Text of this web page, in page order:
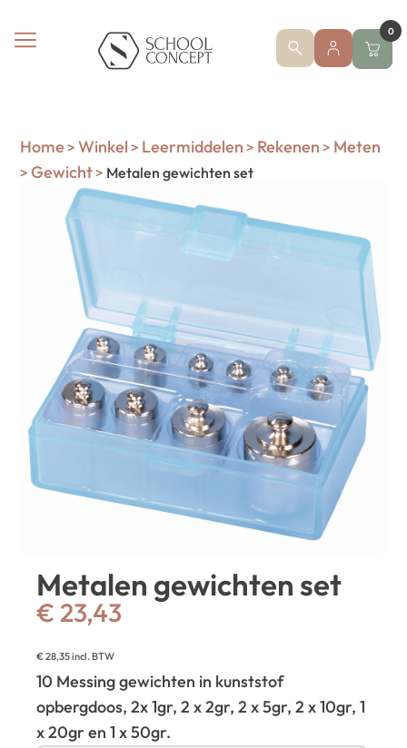
0
Home > Winkel > Leermiddelen > Rekenen > Meten
> Gewicht> Metalen gewichten set
Metalen gewichten set
€ 23,43
€28,35incl. BTW
10 Messing gewichten in kunststof
opbergdoos, 2x 1gr, 2 x 2gr, 2 x 5gr, 2 x 10gr, 1
x 20gr en 1 x 50gr.